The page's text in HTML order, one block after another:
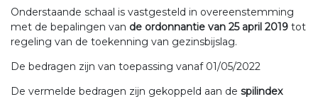
Onderstaande schaal is vastgesteld in overeenstemming
met de bepalingen van de ordonnantie van 25 april 2019 tot
regeling van de toekenning van gezinsbijslag.
De bedragen zijn van toepassing vanaf 01/05/2022
De vermelde bedragen zijn gekoppeld aan de spilindex